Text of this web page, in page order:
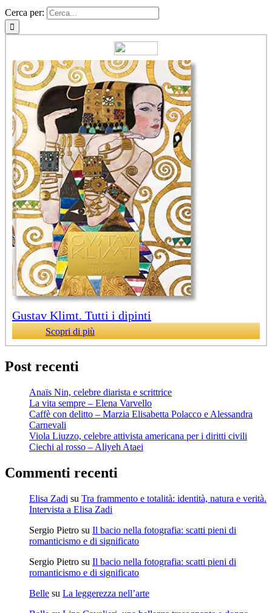
Cerca per:
Gustav Klimt. Tutti i dipinti
Scopri di più
Post recenti
Anaïs Nin, celebre diarista e scrittrice
La vita sempre – Elena Varvello
Caffè con delitto – Marzia Elisabetta Polacco e Alessandra
Carnevali
Viola Liuzzo, celebre attivista americana per i diritti civili
Ciechi al rosso – Aliyeh Ataei
Commenti recenti
Elisa Zadi su Tra frammento e totalità: identità, natura e verità.
Intervista a Elisa Zadi
Sergio Pietro su Il bacio nella fotografia: scatti pieni di
romanticismo e di significato
Sergio Pietro su Il bacio nella fotografia: scatti pieni di
romanticismo e di significato
Belle su La leggerezza nell’arte